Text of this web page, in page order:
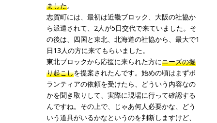
ました。
志賀町には、最初は近畿ブロック、大阪の社協か
ら派遣されて、2人が5日交代で来ていました。そ
の後は、四国と東北、北海道の社協から、最大で1
日13人の方に来てもらいました。
東北ブロックから応援に来られた方にニーズの掘
り起こしを提案されたんです。始めの頃はまずボ
ランティアの依頼を受けたら、どういう内容なの
かを聞き取りして、実際に現場に行って確認する
んですね。その上で、じゃあ何人必要かな、どう
いう道具がいるかなというのを判断しますけど、